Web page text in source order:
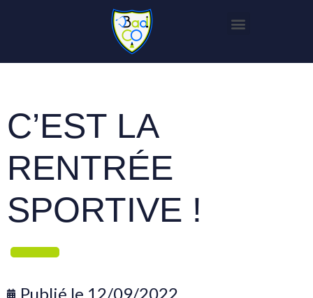
C’EST LA
RENTRÉE
SPORTIVE !
Publié le 12/09/2022